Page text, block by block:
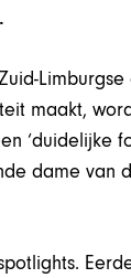
maakt,
‘duidelijke
dame van